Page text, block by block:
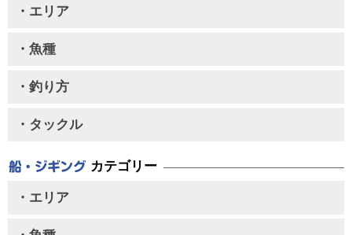
・エリア
・魚種
・釣り方
・タックル
カテゴリー
・エリア